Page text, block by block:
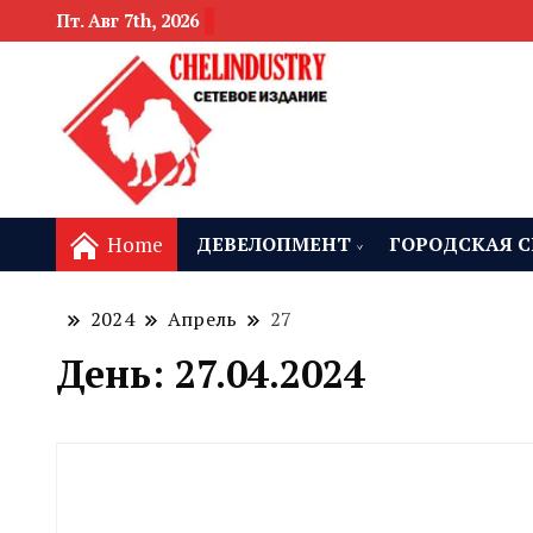
Пт. Авг 7th, 2026
Home ДЕВЕЛОПМЕНТ ГОРОДСКАЯ
2024 Апрель 27
День: 27.04.2024